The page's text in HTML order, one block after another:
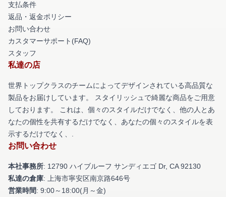
支払条件
返品・返金ポリシー
お問い合わせ
カスタマーサポート(FAQ)
スタッフ
私達の店
世界トップクラスのチームによってデザインされている高品質な
製品をお届けしています。 スタイリッシュで綺麗な商品をご用意
しております。 これは、個々のスタイルだけでなく、他の人とあ
なたの個性を共有するだけでなく、あなたの個々のスタイルを表
示するだけでなく、.
お問い合わせ
本社事務所: 12790 ハイブルーフ サンディエゴ Dr, CA 92130
私達の倉庫: 上海市寧安区南京路646号
営業時間: 9:00～18:00(月～金)